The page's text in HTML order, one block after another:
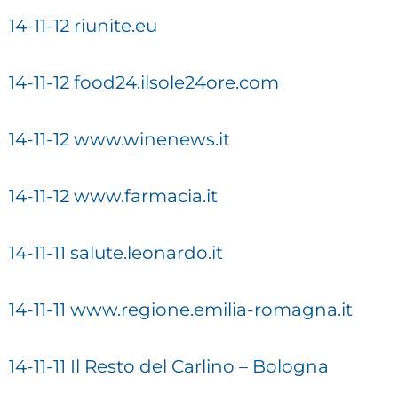
14-11-12 riunite.eu
14-11-12 food24.ilsole24ore.com
14-11-12 www.winenews.it
14-11-12 www.farmacia.it
14-11-11 salute.leonardo.it
14-11-11 www.regione.emilia-romagna.it
14-11-11 Il Resto del Carlino – Bologna